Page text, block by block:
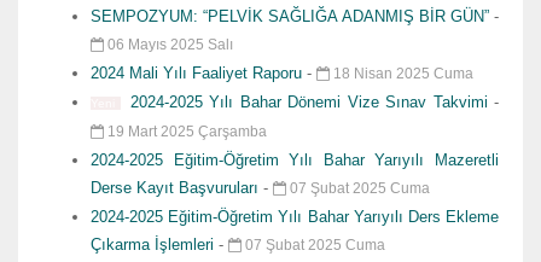
SEMPOZYUM: “PELVİK SAĞLIĞA ADANMIŞ BİR GÜN” -
06 Mayıs 2025 Salı
2024 Mali Yılı Faaliyet Raporu - 18 Nisan 2025 Cuma
2024-2025 Yılı Bahar Dönemi Vize Sınav Takvimi -
19 Mart 2025 Çarşamba
2024-2025 Eğitim-Öğretim Yılı Bahar Yarıyılı Mazeretli
Derse Kayıt Başvuruları - 07 Şubat 2025 Cuma
2024-2025 Eğitim-Öğretim Yılı Bahar Yarıyılı Ders Ekleme
Çıkarma İşlemleri - 07 Şubat 2025 Cuma